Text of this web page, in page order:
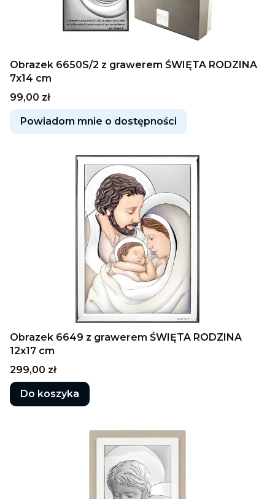
Obrazek 6650S/2 z grawerem ŚWIĘTA RODZINA
7x14 cm
Cena
99,00 zł
Powiadom mnie o dostępności
Obrazek 6649 z grawerem ŚWIĘTA RODZINA
12x17 cm
Cena
299,00 zł
Do koszyka